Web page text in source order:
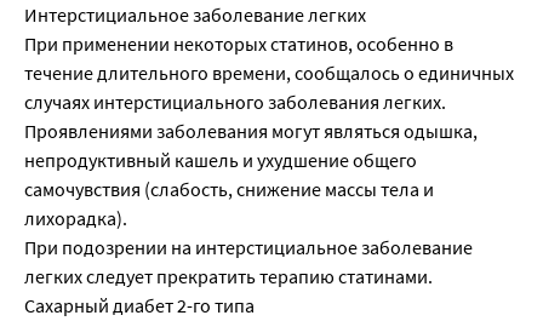
Интерстициальное заболевание легких
При применении некоторых статинов, особенно в
течение длительного времени, сообщалось о единичных
случаях интерстициального заболевания легких.
Проявлениями заболевания могут являться одышка,
непродуктивный кашель и ухудшение общего
самочувствия (слабость, снижение массы тела и
лихорадка).
При подозрении на интерстициальное заболевание
легких следует прекратить терапию статинами.
Сахарный диабет 2-го типа